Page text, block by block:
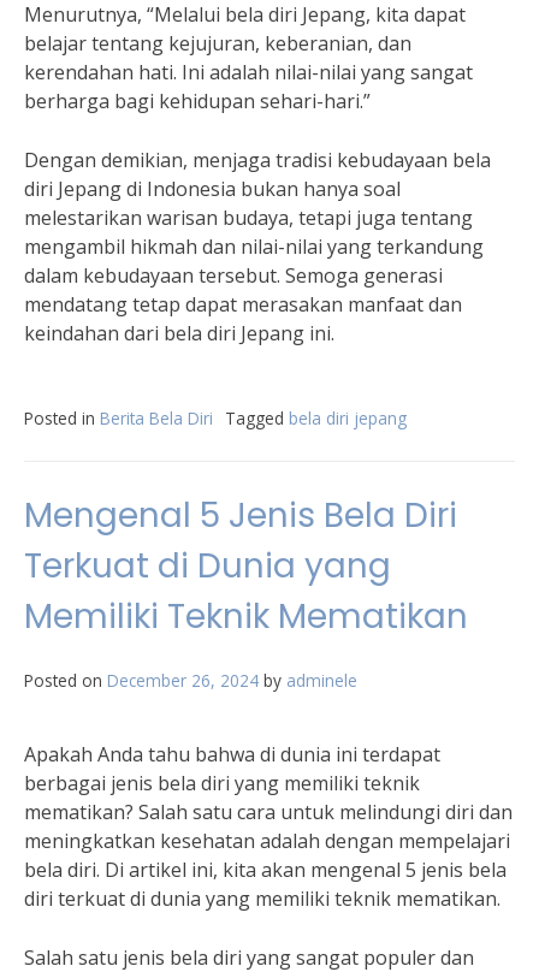
Menurutnya, “Melalui bela diri Jepang, kita dapat
belajar tentang kejujuran, keberanian, dan
kerendahan hati. Ini adalah nilai-nilai yang sangat
berharga bagi kehidupan sehari-hari.”
Dengan demikian, menjaga tradisi kebudayaan bela
diri Jepang di Indonesia bukan hanya soal
melestarikan warisan budaya, tetapi juga tentang
mengambil hikmah dan nilai-nilai yang terkandung
dalam kebudayaan tersebut. Semoga generasi
mendatang tetap dapat merasakan manfaat dan
keindahan dari bela diri Jepang ini.
Posted in Berita Bela Diri Tagged bela diri jepang
Mengenal 5 Jenis Bela Diri
Terkuat di Dunia yang
Memiliki Teknik Mematikan
Posted on December 26, 2024 by adminele
Apakah Anda tahu bahwa di dunia ini terdapat
berbagai jenis bela diri yang memiliki teknik
mematikan? Salah satu cara untuk melindungi diri dan
meningkatkan kesehatan adalah dengan mempelajari
bela diri. Di artikel ini, kita akan mengenal 5 jenis bela
diri terkuat di dunia yang memiliki teknik mematikan.
Salah satu jenis bela diri yang sangat populer dan